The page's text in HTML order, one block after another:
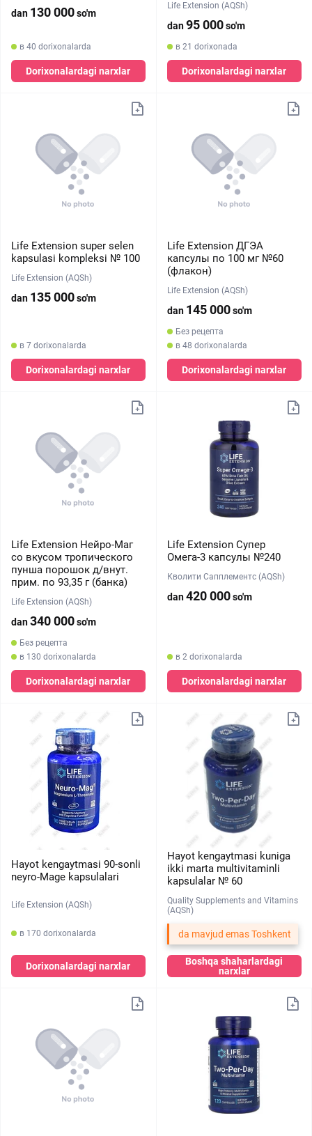
dan 130 000so'm
в 40 dorixonalarda
Dorixonalardagi narxlar
Life Extension (AQSh)
dan95 000so'm
в 21 dorixonada
Dorixonalardagi narxlar
Life Extension super selen
kapsulasi kompleksi № 100
Life Extension (AQSh)
dan 135 000so'm
в 7 dorixonalarda
Dorixonalardagi narxlar
Life Extension ДГЭА
капсулы по 100 мг №60
(флакон)
Life Extension (AQSh)
dan 145 000so'm
Без рецепта
в 48 dorixonalarda
Dorixonalardagi narxlar
Life Extension Нейро-Маг
со вкусом тропического
пунша порошок д/внут.
прим. по 93,35 г (банка)
Life Extension (AQSh)
dan340 000so'm
Без рецепта
в 130 dorixonalarda
Dorixonalardagi narxlar
Life Extension Супер
Омега-3 капсулы №240
Кволити Сапплементс (AQSh)
dan420 000so'm
в 2 dorixonalarda
Dorixonalardagi narxlar
Hayot kengaytmasi 90-sonli
neyro-Mage kapsulalari
Life Extension (AQSh)
в 170 dorixonalarda
Dorixonalardagi narxlar
Hayot kengaytmasi kuniga
ikki marta multivitaminli
kapsulalar № 60
Quality Supplements and Vitamins
(AQSh)
da mavjud emas Toshkent
Boshqa shaharlardagi
narxlar